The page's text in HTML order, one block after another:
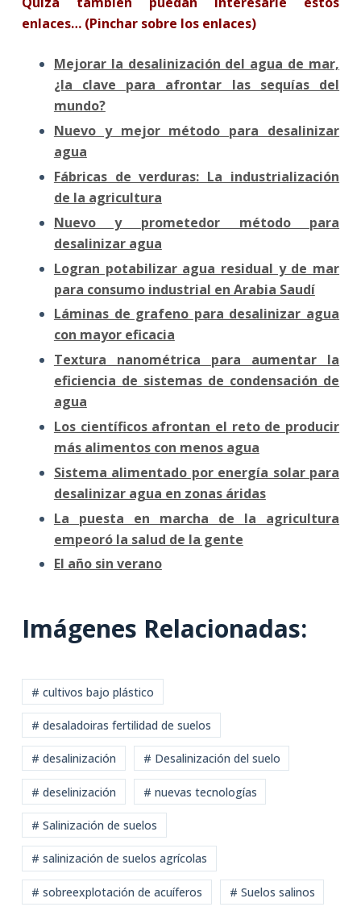
enlaces… (Pinchar sobre los enlaces)
Mejorar la desalinización del agua de mar,
¿la clave para afrontar las sequías del
mundo?
Nuevo y mejor método para desalinizar
agua
Fábricas de verduras: La industrialización
de la agricultura
Nuevo y prometedor método para
desalinizar agua
Logran potabilizar agua residual y de mar
para consumo industrial en Arabia Saudí
Láminas de grafeno para desalinizar agua
con mayor eficacia
Textura nanométrica para aumentar la
eficiencia de sistemas de condensación de
agua
Los científicos afrontan el reto de producir
más alimentos con menos agua
Sistema alimentado por energía solar para
desalinizar agua en zonas áridas
La puesta en marcha de la agricultura
empeoró la salud de la gente
El año sin verano
Imágenes Relacionadas:
# cultivos bajo plástico
# desaladoiras fertilidad de suelos
# desalinización # Desalinización del suelo
# deselinización # nuevas tecnologías
# Salinización de suelos
# salinización de suelos agrícolas
# sobreexplotación de acuíferos # Suelos salinos